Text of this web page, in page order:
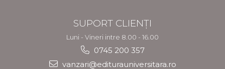
SUPORT CLIENȚI
Luni - Vineri intre 8.00 - 16.00
0745 200 357
vanzari@editurauniversitara.ro